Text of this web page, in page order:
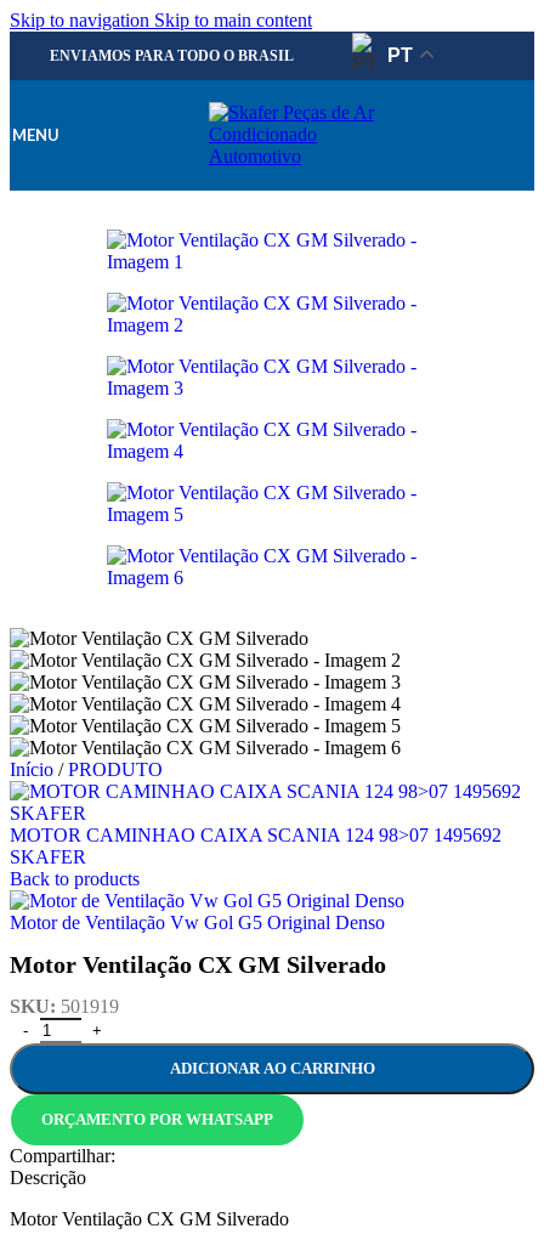
Skip to navigation Skip to main content
ENVIAMOS PARA TODO O BRASIL PT
MENU
Início / PRODUTO
MOTOR CAMINHAO CAIXA SCANIA 124 98>07 1495692
SKAFER
Back to products
Motor de Ventilação Vw Gol G5 Original Denso
Motor Ventilação CX GM Silverado
SKU: 501919
Motor Ventilação CX GM Silverado quantidade
ADICIONAR AO CARRINHO
ORÇAMENTO POR WHATSAPP
Compartilhar:
Descrição
Motor Ventilação CX GM Silverado